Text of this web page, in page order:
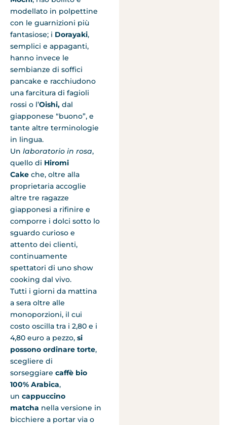
modellato in polpettine
con le guarnizioni più
fantasiose; i Dorayaki,
semplici e appaganti,
hanno invece le
sembianze di soffici
pancake e racchiudono
una farcitura di fagioli
rossi o l’Oishi, dal
giapponese “buono”, e
tante altre terminologie
in lingua.
Un laboratorio in rosa,
quello di Hiromi
Cake che, oltre alla
proprietaria accoglie
altre tre ragazze
giapponesi a rifinire e
comporre i dolci sotto lo
sguardo curioso e
attento dei clienti,
continuamente
spettatori di uno show
cooking dal vivo.
Tutti i giorni da mattina
a sera oltre alle
monoporzioni, il cui
costo oscilla tra i 2,80 e i
4,80 euro a pezzo, si
possono ordinare torte,
scegliere di
sorseggiare caffè bio
100% Arabica,
un cappuccino
matcha nella versione in
bicchiere a portar via o